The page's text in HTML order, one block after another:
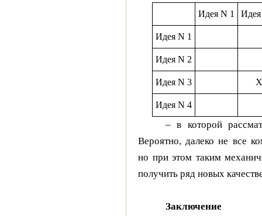
Идея N 1
Идея N 1
Идея N 2
Идея N 3 Х
Идея N 4
– в которой
Вероятно, далеко не все
но при этом таким
получить ряд новых
Заключение